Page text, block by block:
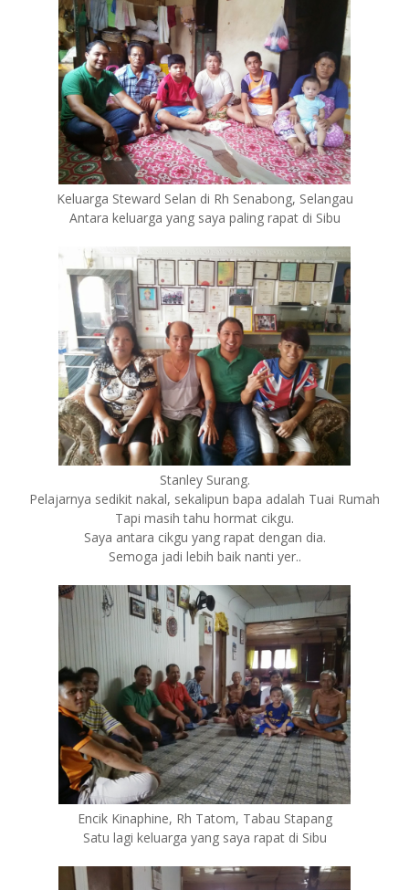
Keluarga Steward Selan di Rh Senabong, Selangau
Antara keluarga yang saya paling rapat di Sibu
Stanley Surang.
Pelajarnya sedikit nakal, sekalipun bapa adalah Tuai Rumah
Tapi masih tahu hormat cikgu.
Saya antara cikgu yang rapat dengan dia.
Semoga jadi lebih baik nanti yer..
Encik Kinaphine, Rh Tatom, Tabau Stapang
Satu lagi keluarga yang saya rapat di Sibu